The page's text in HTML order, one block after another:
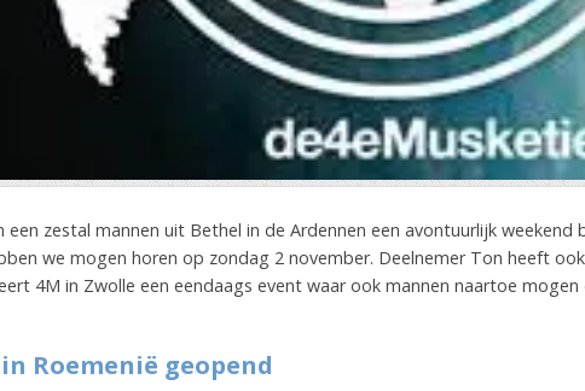
een zestal mannen uit Bethel in de Ardennen een avontuurlijk weekend
we mogen horen op zondag 2 november. Deelnemer Ton heeft
4M in Zwolle een eendaags event waar ook mannen naartoe
Roemenië geopend